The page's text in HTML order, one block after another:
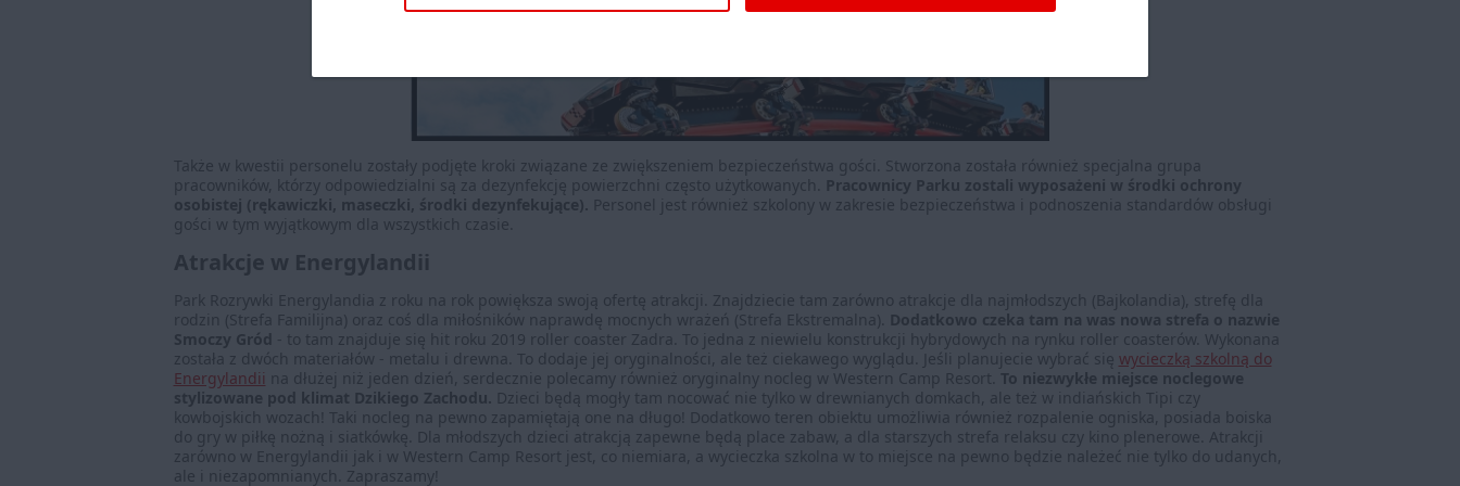
Także w kwestii personelu zostały podjęte kroki związane ze zwiększeniem bezpieczeństwa gości. Stworzona została również specjalna grupa
pracowników, którzy odpowiedzialni są za dezynfekcję powierzchni często użytkowanych.
Pracownicy Parku zostali wyposażeni w środki ochrony
osobistej (rękawiczki, maseczki, środki dezynfekujące). Personel jest również szkolony w zakresie bezpieczeństwa i podnoszenia standardów obsługi
gości w tym wyjątkowym dla wszystkich czasie.
Atrakcje w Energylandii
Park Rozrywki Energylandia z roku na rok powiększa swoją ofertę atrakcji. Znajdziecie tam zarówno atrakcje dla najmłodszych (Bajkolandia), strefę dla
rodzin (Strefa Familijna) oraz coś dla miłośników naprawdę mocnych wrażeń (Strefa Ekstremalna). Dodatkowo czeka tam na was nowa strefa o nazwie
Smoczy Gród - to tam znajduje się hit roku 2019 roller coaster Zadra. To jedna z niewielu konstrukcji hybrydowych na rynku roller coasterów. Wykonana
została z dwóch materiałów - metalu i drewna. To dodaje jej oryginalności, ale też ciekawego wyglądu. Jeśli planujecie wybrać się wycieczką szkolną do
Energylandii na dłużej niż jeden dzień, serdecznie polecamy również oryginalny nocleg w Western Camp Resort. To niezwykłe miejsce noclegowe
stylizowane pod klimat Dzikiego Zachodu. Dzieci będą mogły tam nocować nie tylko w drewnianych domkach, ale też w indiańskich Tipi czy
kowbojskich wozach! Taki nocleg na pewno zapamiętają one na długo! Dodatkowo teren obiektu umożliwia również rozpalenie ogniska, posiada boiska
do gry w piłkę nożną i siatkówkę. Dla młodszych dzieci atrakcją zapewne będą place zabaw, a dla starszych strefa relaksu czy kino plenerowe. Atrakcji
zarówno w Energylandii jak i w Western Camp Resort jest, co niemiara, a wycieczka szkolna w to miejsce na pewno będzie należeć nie tylko do udanych,
ale i niezapomnianych. Zapraszamy!